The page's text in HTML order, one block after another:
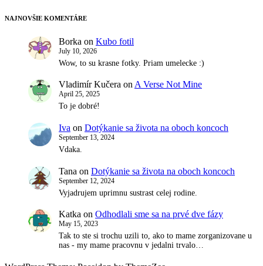
NAJNOVŠIE KOMENTÁRE
Borka on Kubo fotil
July 10, 2026
Wow, to su krasne fotky. Priam umelecke :)
Vladimír Kučera on A Verse Not Mine
April 25, 2025
To je dobré!
Iva on Dotýkanie sa života na oboch koncoch
September 13, 2024
Vdaka.
Tana on Dotýkanie sa života na oboch koncoch
September 12, 2024
Vyjadrujem uprimnu sustrast celej rodine.
Katka on Odhodlali sme sa na prvé dve fázy
May 15, 2023
Tak to ste si trochu uzili to, ako to mame zorganizovane u
nas - my mame pracovnu v jedalni trvalo…